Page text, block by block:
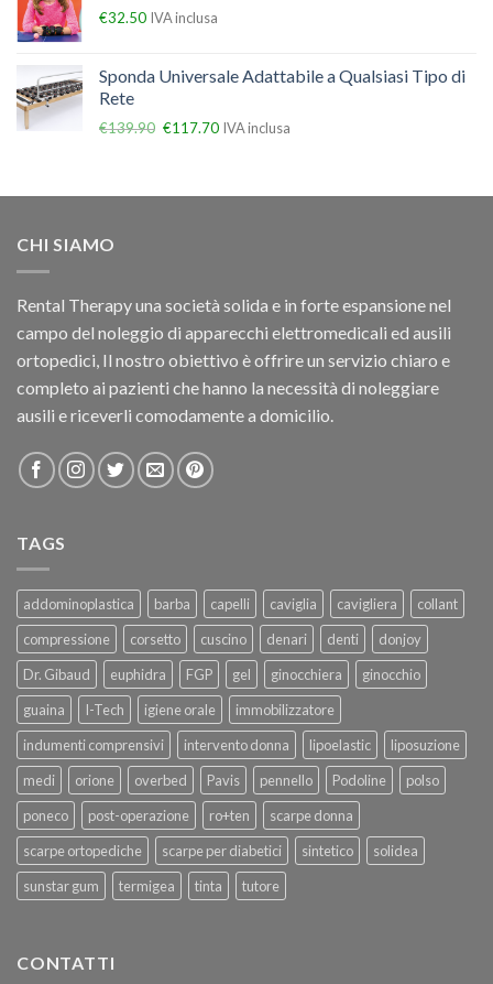
€32.50 IVA inclusa
Sponda Universale Adattabile a Qualsiasi Tipo di
Rete
€139.90 €117.70 IVA inclusa
CHI SIAMO
Rental Therapy una società solida e in forte espansione nel
campo del noleggio di apparecchi elettromedicali ed ausili
ortopedici, Il nostro obiettivo è offrire un servizio chiaro e
completo ai pazienti che hanno la necessità di noleggiare
ausili e riceverli comodamente a domicilio.
TAGS
addominoplastica barba capelli caviglia cavigliera
collant
compressione
corsetto cuscino denari denti
donjoy
Dr. Gibaud
euphidra FGP gel ginocchiera
ginocchio
guaina
I-Tech igiene orale
immobilizzatore
indumenti comprensivi
intervento donna lipoelastic
liposuzione
medi
orione overbed Pavis pennello Podoline
polso
poneco
post-operazione ro+ten
scarpe donna
scarpe ortopediche
scarpe per diabetici sintetico
solidea
sunstar gum
termigea tinta tutore
CONTATTI